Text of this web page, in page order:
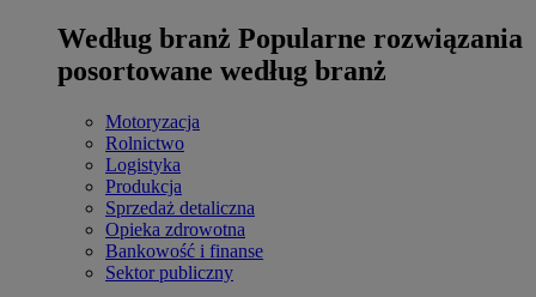
Według branż Popularne rozwiązania
posortowane według branż
Motoryzacja
Rolnictwo
Logistyka
Produkcja
Sprzedaż detaliczna
Opieka zdrowotna
Bankowość i finanse
Sektor publiczny